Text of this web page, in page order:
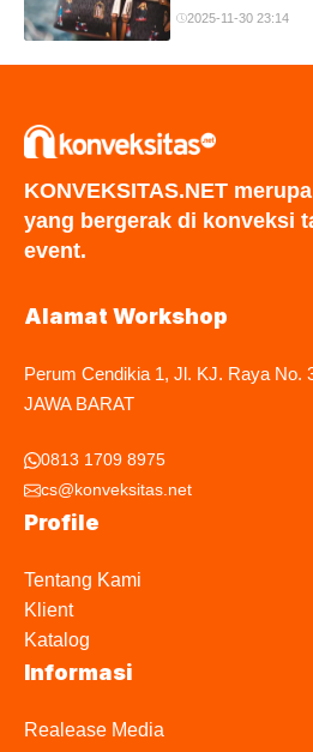
2025-11-30 23:14
KONVEKSITAS.NET
yang bergerak di konveksi
event.
Alamat Workshop
Perum Cendikia 1, Jl. KJ. Raya No.
JAWA BARAT
0813 1709 8975
cs@konveksitas.net
Profile
Tentang Kami
Klient
Katalog
Informasi
Realease Media